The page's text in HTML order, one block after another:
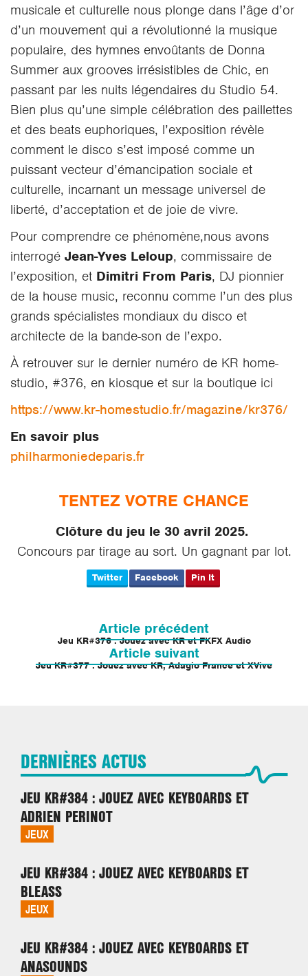
musicale et culturelle nous plonge dans l’âge d’or
d’un mouvement qui a révolutionné la musique
populaire, des hymnes envoûtants de Donna
Summer aux grooves irrésistibles de Chic, en
passant par les nuits légendaires du Studio 54.
Bien plus qu’une simple célébration des paillettes
et des beats euphoriques, l’exposition révèle
comment le disco s’est imposé comme un
puissant vecteur d’émancipation sociale et
culturelle, incarnant un message universel de
liberté, d’acceptation et de joie de vivre.
Pour comprendre ce phénomène,nous avons
interrogé Jean-Yves Leloup, commissaire de
l’exposition, et Dimitri From Paris, DJ pionnier
de la house music, reconnu comme l’un des plus
grands spécialistes mondiaux du disco et
architecte de la bande-son de l’expo.
À retrouver sur le dernier numéro de KR home-
studio, #376, en kiosque et sur la boutique ici
https://www.kr-homestudio.fr/magazine/kr376/
En savoir plus
philharmoniedeparis.fr
TENTEZ VOTRE CHANCE
Clôture du jeu le 30 avril 2025.
Concours par tirage au sort. Un gagnant par lot.
Twitter Facebook Pin It
l’article Article précédent
Jeu KR#376 : Jouez avec KR et FKFX Audio
Article suivant
Jeu KR#377 : Jouez avec KR, Adagio France et XVive
DERNIÈRES ACTUS
JEU KR#384 : JOUEZ AVEC KEYBOARDS ET
ADRIEN PERINOT
JEUX
JEU KR#384 : JOUEZ AVEC KEYBOARDS ET
BLEASS
JEUX
JEU KR#384 : JOUEZ AVEC KEYBOARDS ET
ANASOUNDS